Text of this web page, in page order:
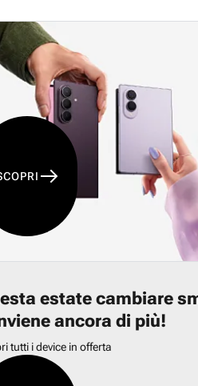
estate cambiare
ancora di più!
tutti i device in offerta